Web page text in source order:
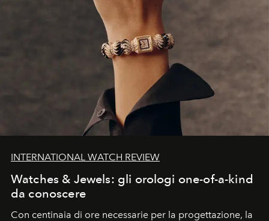
INTERNATIONAL WATCH REVIEW
Watches & Jewels: gli orologi one-of-a-kind
da conoscere
Con centinaia di ore necessarie per la progettazione, la